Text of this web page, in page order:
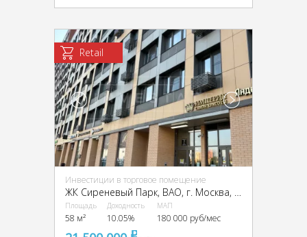
Retail
Инвестиции в торговое помещение
ЖК Сиреневый Парк, ВАО, г. Москва, Тагильская ул., 7Б
Площадь
58 м²
Доходность
10.05%
МАП
180 000 руб/мес